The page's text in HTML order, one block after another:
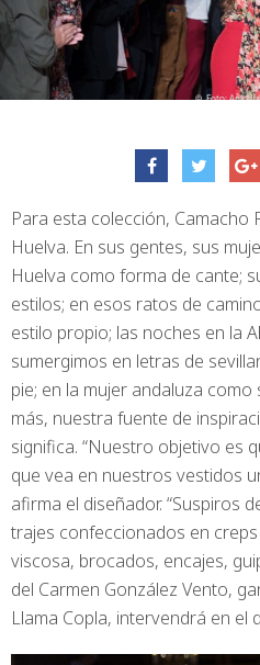
Para esta colección, Camacho
Huelva. En sus gentes, sus
Huelva como forma de cante;
estilos; en esos ratos de
estilo propio; las noches en la
sumergimos en letras de
pie; en la mujer andaluza
más, nuestra fuente de
significa. “Nuestro objetivo es
que vea en nuestros vestidos
afirma el diseñador. “Suspiros
trajes confeccionados en
viscosa, brocados, encajes,
del Carmen González Vento,
Llama Copla, intervendrá en el